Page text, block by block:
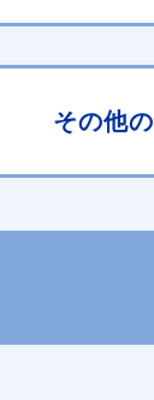
その他の